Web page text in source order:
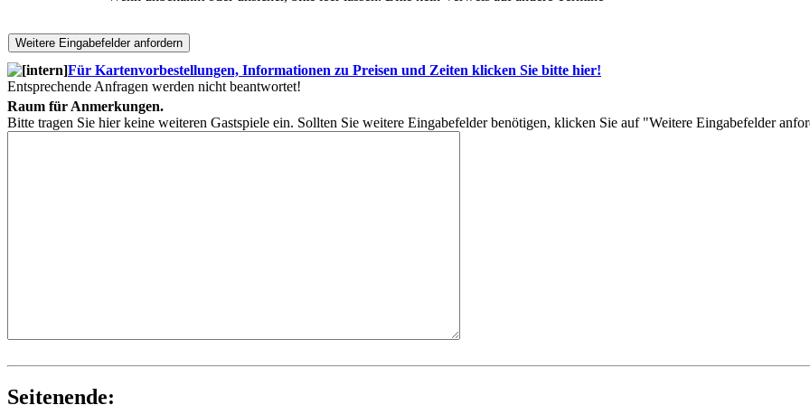
Für Kartenvorbestellungen, Informationen zu Preisen und Zeiten klicken Sie bitte hier!
Entsprechende Anfragen werden nicht beantwortet!
Raum für Anmerkungen.
Bitte tragen Sie hier keine weiteren Gastspiele ein. Sollten Sie weitere Eingabefelder benötigen, klicken Sie auf "Weitere Eingabefelder
Seitenende: